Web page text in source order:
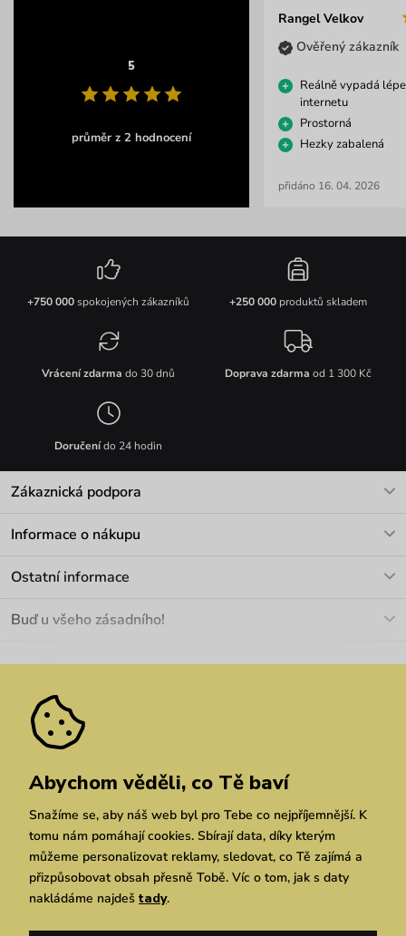
5
průměr z 2 hodnocení
Rangel Velkov
Ověřený zákazník
Reálně vypadá
internetu
Prostorná
Hezky zabalená
přidáno 16. 04. 2026
+750 000spokojených zákazníků +250 000produktů skladem
Vrácení zdarma do 30 dnů Doprava zdarma od 1 300 Kč
Doručenído 24 hodin
Zákaznická podpora
Informace o nákupu
Materiály a údržba
Pozáruční opravy
Ostatní informace
Velkoobchod
We Care
Dárkové poukazy
Vuchlook
Prodejny
Praha Brno Chrudim
Buď u všeho zásadního!
Zásady ochrany osobních údajů
Simplia.cz
Abychom věděli, co Tě baví
Snažíme se, aby náš web byl pro Tebe co nejpříjemnější. K
tomu nám pomáhají cookies. Sbírají data, díky kterým
můžeme personalizovat reklamy, sledovat, co Tě zajímá a
přizpůsobovat obsah přesně Tobě. Víc o tom, jak s daty
nakládáme najdeš tady.